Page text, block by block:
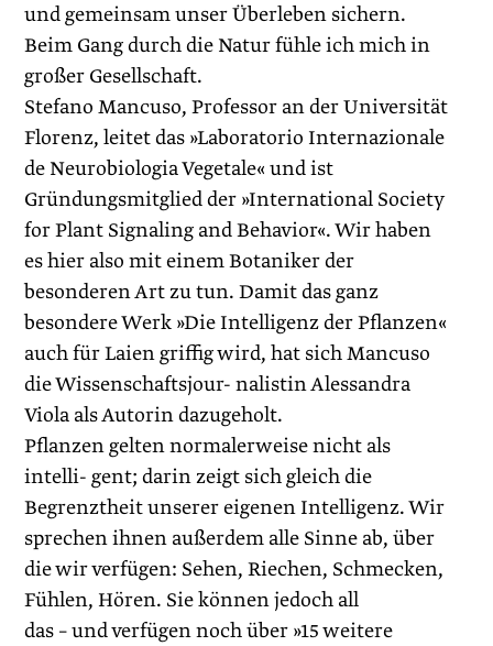
und gemeinsam unser Überleben sichern.
Beim Gang durch die Natur fühle ich mich in
großer Gesellschaft.
Stefano Mancuso, Professor an der Universität
Florenz, leitet das »Laboratorio Internazionale
de Neurobiologia Vegetale« und ist
Gründungsmitglied der »International Society
for Plant Signaling and Behavior«. Wir haben
es hier also mit einem Botaniker der
besonderen Art zu tun. Damit das ganz
besondere Werk »Die Intelligenz der Pflanzen«
auch für Laien griffig wird, hat sich Mancuso
die Wissenschaftsjour- nalistin Alessandra
Viola als Autorin dazugeholt.
Pflanzen gelten normalerweise nicht als
intelli- gent; darin zeigt sich gleich die
Begrenztheit unserer eigenen Intelligenz. Wir
sprechen ihnen außerdem alle Sinne ab, über
die wir verfügen: Sehen, Riechen, Schmecken,
Fühlen, Hören. Sie können jedoch all
das – und verfügen noch über »15 weitere